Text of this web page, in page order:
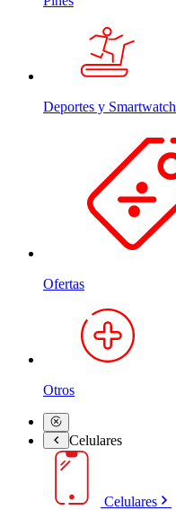
Deportes y Smartwatch
Ofertas
Otros
Celulares
Celulares